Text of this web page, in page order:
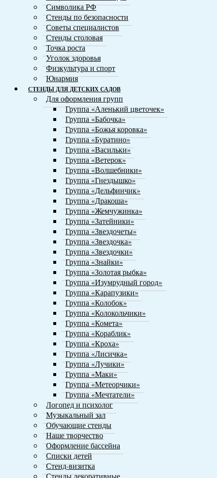
Символика РФ
Стенды по безопасности
Советы специалистов
Стенды столовая
Точка роста
Уголок здоровья
Физкультура и спорт
Юнармия
СТЕНДЫ ДЛЯ ДЕТСКИХ САДОВ
Для оформления групп
Группа «Аленький цветочек»
Группа «Бабочка»
Группа «Божья коровка»
Группа «Буратино»
Группа «Васильки»
Группа «Ветерок»
Группа «Волшебники»
Группа «Гнездышко»
Группа «Дельфинчик»
Группа «Дракоша»
Группа «Жемчужинка»
Группа «Затейники»
Группа «Звездочеты»
Группа «Звездочка»
Группа «Звездочки»
Группа «Знайки»
Группа «Золотая рыбка»
Группа «Изумрудный город»
Группа «Карапузики»
Группа «Колобок»
Группа «Колокольчики»
Группа «Комета»
Группа «Кораблик»
Группа «Кроха»
Группа «Лисичка»
Группа «Лучики»
Группа «Маки»
Группа «Метеорчики»
Группа «Мечтатели»
Логопед и психолог
Музыкальный зал
Обучающие стенды
Наше творчество
Оформление бассейна
Списки детей
Стенд-визитка